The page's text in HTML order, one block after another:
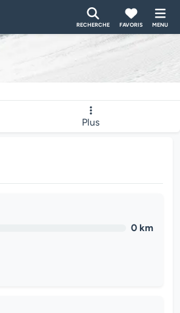
RECHERCHE FAVORIS MENU
Plus
0 km